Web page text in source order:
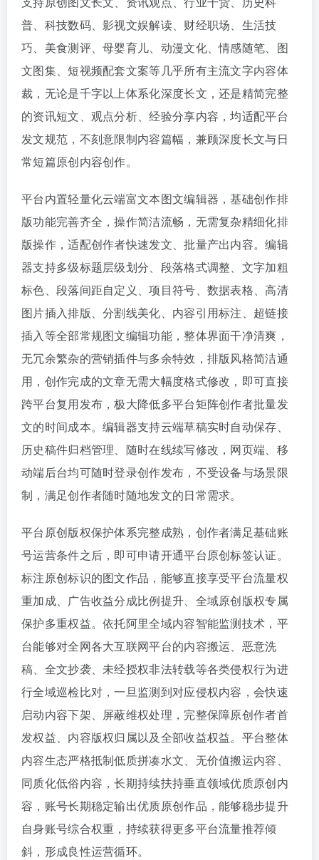
普、科技数码、影视文娱解读、财经职场、生活技
巧、美食测评、母婴育儿、动漫文化、情感随笔、图
文图集、短视频配套文案等几乎所有主流文字内容体
裁，无论是千字以上体系化深度长文，还是精简完整
的资讯短文、观点分析、经验分享内容，均适配平台
发文规范，不刻意限制内容篇幅，兼顾深度长文与日
常短篇原创内容创作。
平台内置轻量化云端富文本图文编辑器，基础创作排
版功能完善齐全，操作简洁流畅，无需复杂精细化排
版操作，适配创作者快速发文、批量产出内容。编辑
器支持多级标题层级划分、段落格式调整、文字加粗
标色、段落间距自定义、项目符号、数据表格、高清
图片插入排版、分割线美化、内容引用标注、超链接
插入等全部常规图文编辑功能，整体界面干净清爽，
无冗余繁杂的营销插件与多余特效，排版风格简洁通
用，创作完成的文章无需大幅度格式修改，即可直接
跨平台复用发布，极大降低多平台矩阵创作者批量发
文的时间成本。编辑器支持云端草稿实时自动保存、
历史稿件归档管理、随时在线续写修改，网页端、移
动端后台均可随时登录创作发布，不受设备与场景限
制，满足创作者随时随地发文的日常需求。
平台原创版权保护体系完整成熟，创作者满足基础账
号运营条件之后，即可申请开通平台原创标签认证。
标注原创标识的图文作品，能够直接享受平台流量权
重加成、广告收益分成比例提升、全域原创版权专属
保护多重权益。依托阿里全域内容智能监测技术，平
台能够对全网各大互联网平台的内容搬运、恶意洗
稿、全文抄袭、未经授权非法转载等各类侵权行为进
行全域巡检比对，一旦监测到对应侵权内容，会快速
启动内容下架、屏蔽维权处理，完整保障原创作者首
发权益、内容版权归属以及全部收益权益。平台整体
内容生态严格抵制低质拼凑水文、无价值搬运内容、
同质化低俗内容，长期持续扶持垂直领域优质原创内
容，账号长期稳定输出优质原创作品，能够稳步提升
自身账号综合权重，持续获得更多平台流量推荐倾
斜，形成良性运营循环。